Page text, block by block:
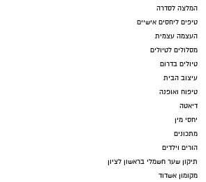
המלצה לסדרה
טיפים ליחסים אישיים
העצמה עצמית
מסלולים לטיולים
טיולים בדרום
עיצוב הבית
טיפוח ואופנה
דיאטה
יחסי מין
מתכונים
הורים וילדים
תיקון שער חשמלי בראשון לציון
מקומון אשדוד